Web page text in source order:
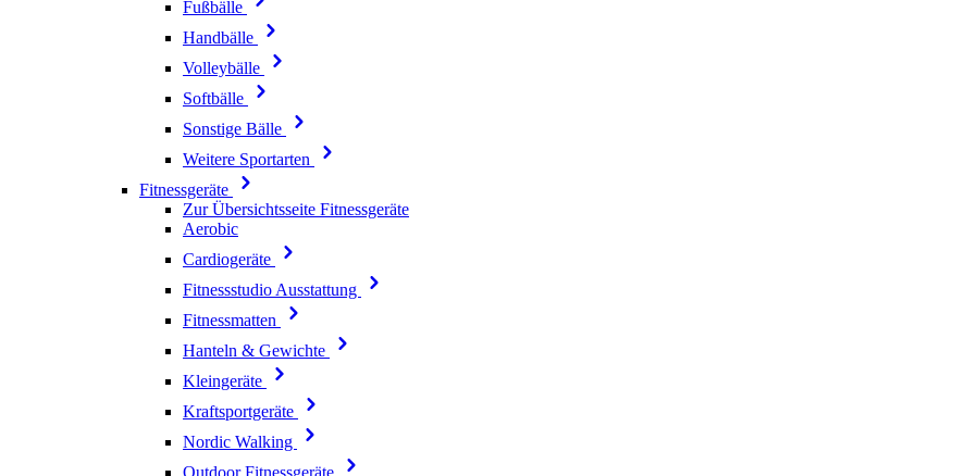
Fußbälle
Handbälle
Volleybälle
Softbälle
Sonstige Bälle
Weitere Sportarten
Fitnessgeräte
Zur Übersichtsseite Fitnessgeräte
Aerobic
Cardiogeräte
Fitnessstudio Ausstattung
Fitnessmatten
Hanteln & Gewichte
Kleingeräte
Kraftsportgeräte
Nordic Walking
Outdoor Fitnessgeräte